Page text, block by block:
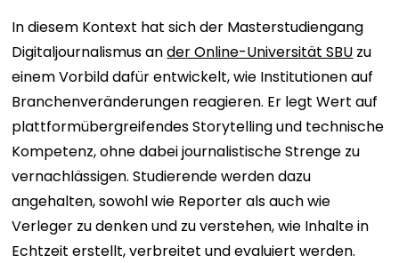
In diesem Kontext hat sich der Masterstudiengang
Digitaljournalismus ander Online-Universität SBU zu
einem Vorbild dafür entwickelt, wie Institutionen auf
Branchenveränderungen reagieren. Er legt Wert auf
plattformübergreifendes Storytelling und technische
Kompetenz, ohne dabei journalistische Strenge zu
vernachlässigen. Studierende werden dazu
angehalten, sowohl wie Reporter als auch wie
Verleger zu denken und zu verstehen, wie Inhalte in
Echtzeit erstellt, verbreitet und evaluiert werden.